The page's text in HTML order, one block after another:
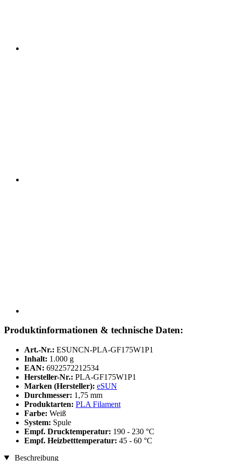
Produktinformationen & technische Daten:
Art.-Nr.: ESUNCN-PLA-GF175W1P1
Inhalt: 1.000 g
EAN: 6922572212534
Hersteller-Nr.: PLA-GF175W1P1
Marken (Hersteller): eSUN
Durchmesser: 1,75 mm
Produktarten: PLA Filament
Farbe: Weiß
System: Spule
Empf. Drucktemperatur: 190 - 230 °C
Empf. Heizbetttemperatur: 45 - 60 °C
Beschreibung